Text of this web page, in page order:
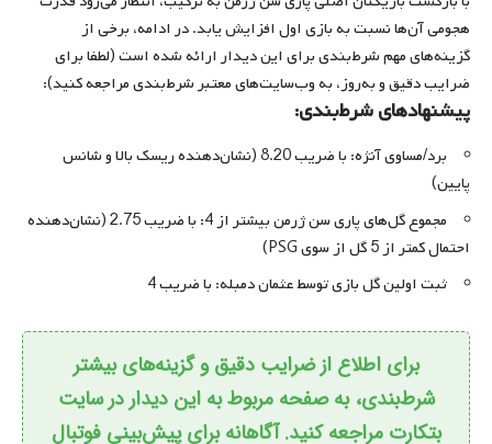
هجومی آن‌ها نسبت به بازی اول افزایش یابد. در ادامه، برخی از
گزینه‌های مهم شرط‌بندی برای این دیدار ارائه شده است (لطفا برای
ضرایب دقیق و به‌روز، به وب‌سایت‌های معتبر شرط‌بندی مراجعه کنید):
پیشنهادهای شرط‌بندی:
برد/مساوی آنژه: با ضریب 8.20 (نشان‌دهنده ریسک بالا و شانس
پایین)
مجموع گل‌های پاری سن ژرمن بیشتر از 4: با ضریب 2.75 (نشان‌دهنده
احتمال کمتر از 5 گل از سوی PSG)
ثبت اولین گل بازی توسط عثمان دمبله: با ضریب 4
برای اطلاع از ضرایب دقیق و گزینه‌های بیشتر
شرط‌بندی، به صفحه مربوط به این دیدار در سایت
بتکارت مراجعه کنید. آگاهانه‌ برای پیش‌بینی فوتبال